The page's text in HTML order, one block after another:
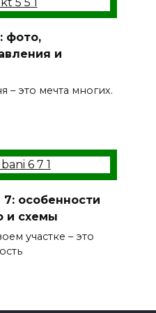
фото,
и
– это мечта многих.
особенности
и схемы
участке – это